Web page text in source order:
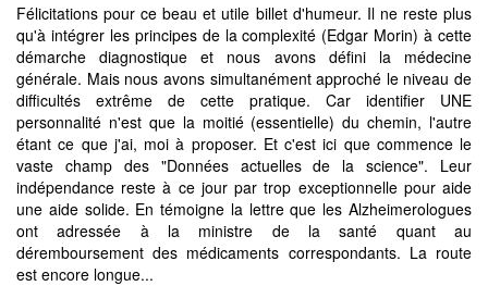
Félicitations pour ce beau et utile billet d'humeur. Il ne reste plus
qu'à intégrer les principes de la complexité (Edgar Morin) à cette
démarche diagnostique et nous avons défini la médecine
générale. Mais nous avons simultanément approché le niveau de
difficultés extrême de cette pratique. Car identifier UNE
personnalité n'est que la moitié (essentielle) du chemin, l'autre
étant ce que j'ai, moi à proposer. Et c'est ici que commence le
vaste champ des "Données actuelles de la science". Leur
indépendance reste à ce jour par trop exceptionnelle pour aide
une aide solide. En témoigne la lettre que les Alzheimerologues
ont adressée à la ministre de la santé quant au
déremboursement des médicaments correspondants. La route
est encore longue...